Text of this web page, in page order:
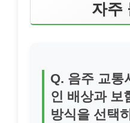
자주
Q. 음주 교통
인 배상과 보
방식을 선택